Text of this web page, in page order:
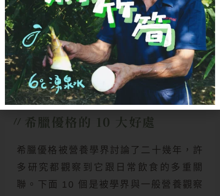
2
// 希臘優格的 10 大好處
希臘優格被營養學界討論了二十幾年，許
多研究都觀察到它跟日常飲食的多重關
聯。下面 10 個是被學界與一般營養觀察